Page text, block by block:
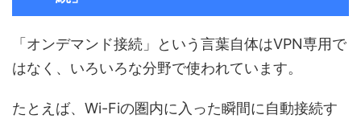
「オンデマンド接続」という言葉自体はVPN専用で
はなく、いろいろな分野で使われています。
たとえば、Wi-Fiの圏内に入った瞬間に自動接続す